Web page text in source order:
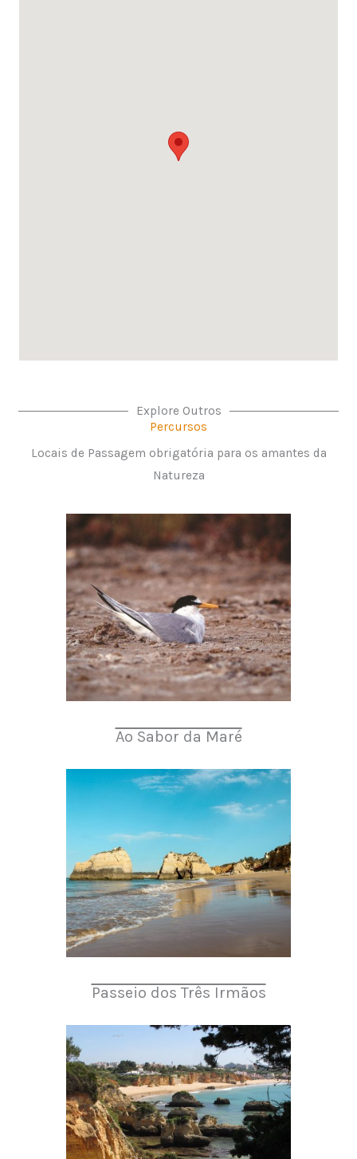
Explore Outros
Percursos
Locais de Passagem obrigatória para os amantes da
Natureza
Ao Sabor da Maré
Passeio dos Três Irmãos